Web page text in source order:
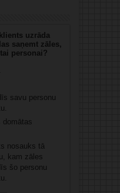
uzrāda
saņemt zāles,
personai?
savu personu
domātas
nosauks tā
kam zāles
šo personu